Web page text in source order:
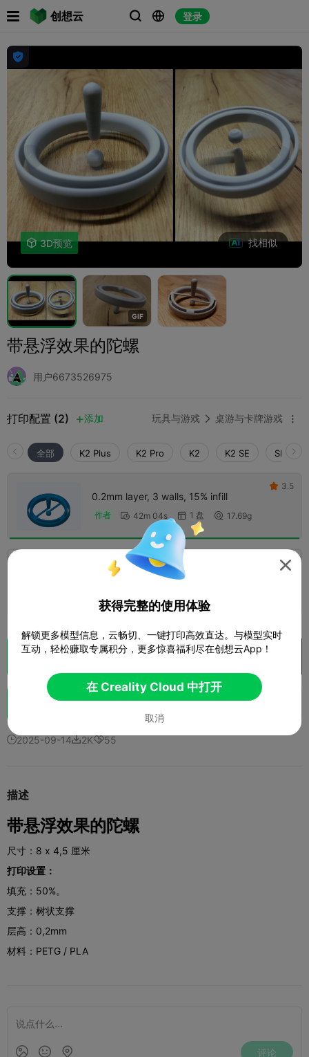
创想云   登录
 

 3D预览 找相似
GIF
带悬浮效果的陀螺
用户6673526975
打印配置 (2) 添加 玩具与游戏  桌游与卡牌游戏 
全部 K2 Plus K2 Pro K2 K2 SE
0.2mm layer, 3 walls, 15% infill
作者  42m 04s  1 盘  17.69g
 3.5
0.2mm layer, 2 walls, 15% infill
切片 在 Creality Cloud 中打开
助力 315 428  52
2025-09-142K55
描述
带悬浮效果的陀螺
尺寸：8 x 4,5 厘米
打印设置：
填充：50%。
支撑：树状支撑
层高：0,2mm
材料：PETG / PLA

获得完整的使用体验
解锁更多模型信息，云畅切、一键打印高效直达。与模型实时
互动，轻松赚取专属积分，更多惊喜福利尽在创想云App！
在 Creality Cloud 中打开
取消